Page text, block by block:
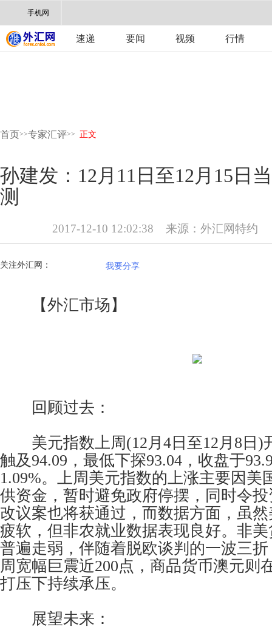
手机网
速递 要闻 视频 行情
首页>>专家汇评>> 正文
孙建发：12月11日至12月15日
测
2017-12-10 12:02:38 来源： 外汇网特约
关注外汇网： 我要分享
【外汇市场】
回顾过去：
美元指数上周(12月4日至12月8日)
触及94.09，最低下探93.04，收盘于
1.09%。上周美元指数的上涨主要因美
供资金，暂时避免政府停摆，同时令
改议案也将获通过，而数据方面，虽
疲软，但非农就业数据表现良好。非
普遍走弱，伴随着脱欧谈判的一波三
周宽幅巨震近200点，商品货币澳元则
打压下持续承压。
展望未来：